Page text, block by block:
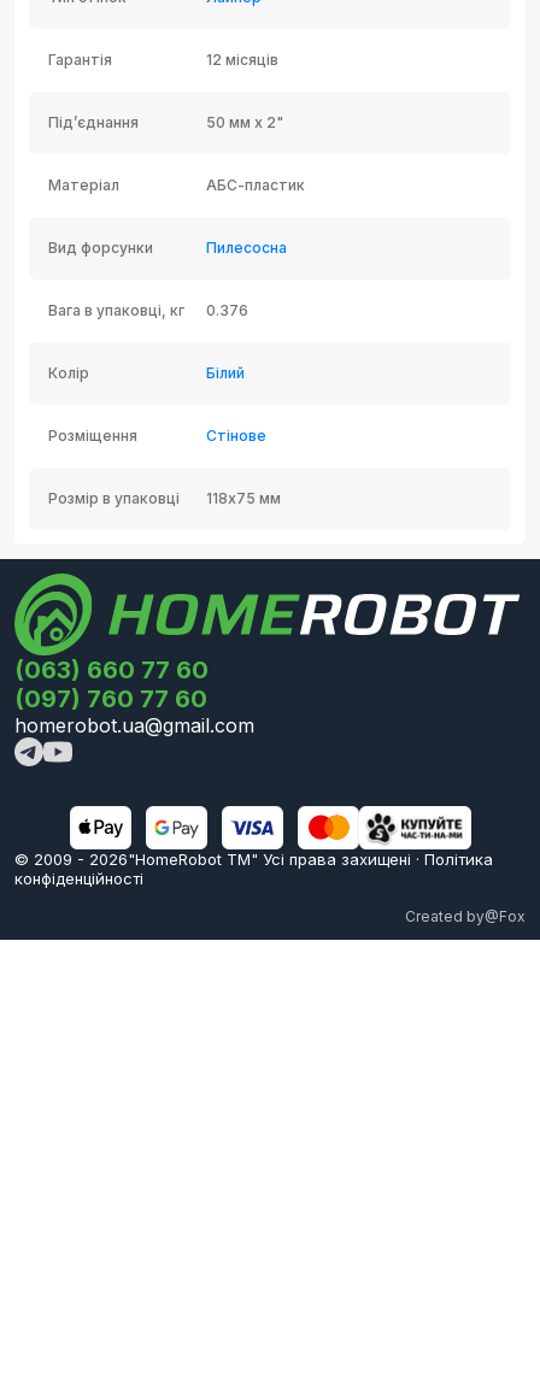
Гарантія 12 місяців
Під’єднання 50 мм x 2"
Матеріал АБС-пластик
Вид форсунки Пилесосна
Вага в упаковці, кг 0.376
Колір Білий
Розміщення Стінове
Розмір в упаковці 118х75 мм
(063) 660 77 60
(097) 760 77 60
homerobot.ua@gmail.com
© 2009 - 2026"HomeRobot ТМ" Усi права захищені · Політика
конфіденційності
Created by@Fox